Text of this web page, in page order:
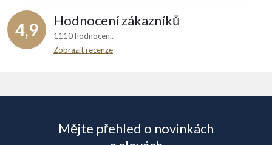
4,9 Hodnocení zákazníků
1110 hodnocení
Zobrazit recenze
Mějte přehled o novinkách